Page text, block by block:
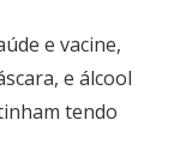
e vacine,
e álcool
tendo